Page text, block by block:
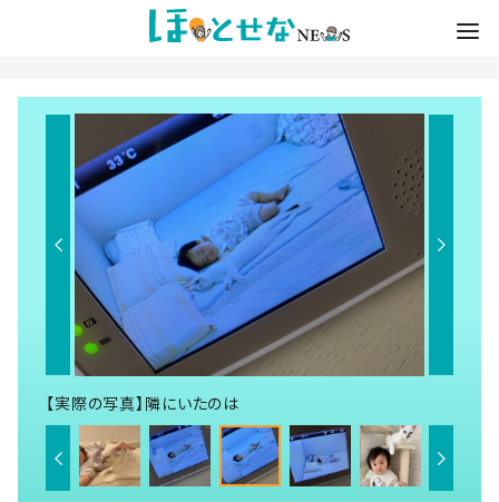
【実際の写真】隣にいたのは